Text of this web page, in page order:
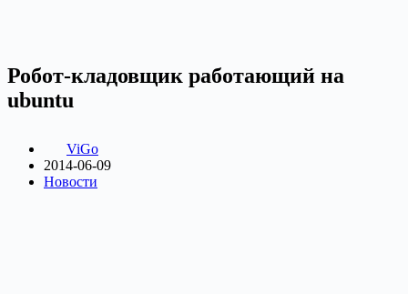
Робот-кладовщик работающий на
ubuntu
ViGo
2014-06-09
Новости